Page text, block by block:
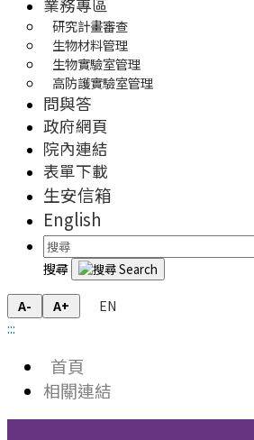
業務專區
研究計畫審查
生物材料管理
生物實驗室管理
高防護實驗室管理
問與答
政府網頁
院內連結
表單下載
生安信箱
English
搜尋
A- A+
EN
:::
首頁
相關連結